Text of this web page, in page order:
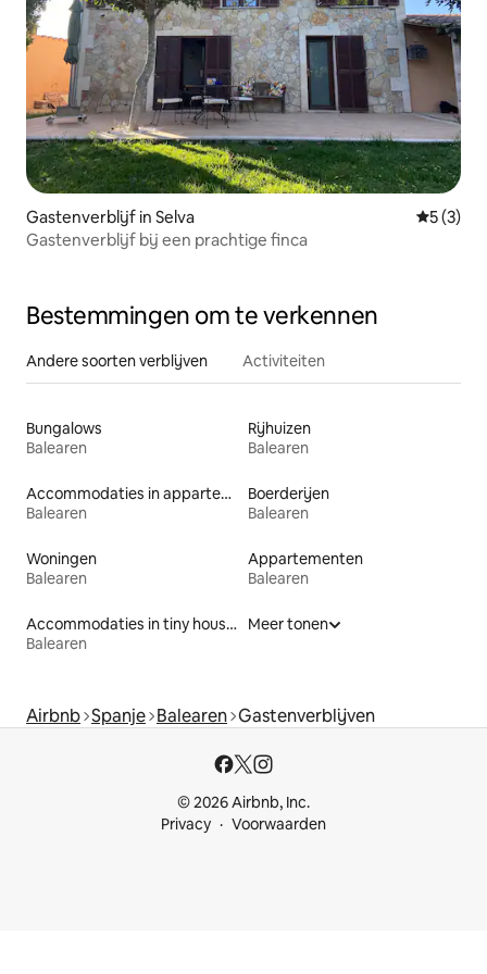
Gastenverblijf in Selva
5 (3)
Gastenverblijf bij een prachtige finca
Bestemmingen om te verkennen
Andere soorten verblijven Activiteiten
Bungalows
Balearen
Rijhuizen
Balearen
Accommodaties in appartementen met diensten
Balearen
Boerderijen
Balearen
Woningen
Balearen
Appartementen
Balearen
Accommodaties in tiny houses
Balearen
Meer tonen
Airbnb Spanje Balearen Gastenverblijven
© 2026 Airbnb, Inc.
Privacy
Voorwaarden